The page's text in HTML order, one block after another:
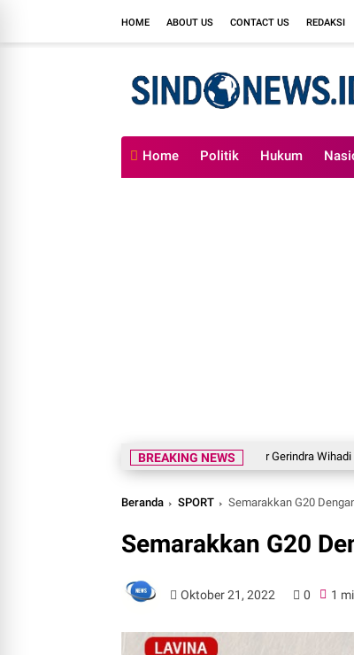
HOME ABOUT US CONTACT US REDAKSI
Home Politik Hukum
BREAKING NEWS
Legislator Gerindra Wihadi
Beranda SPORT Semarakkan G20
Semarakkan G20
Oktober 21, 2022 0 1